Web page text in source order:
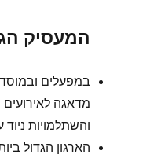
המעסיק
במפעלים
מדאגה לאירועים
והשתלמויות
הארגון הגדול